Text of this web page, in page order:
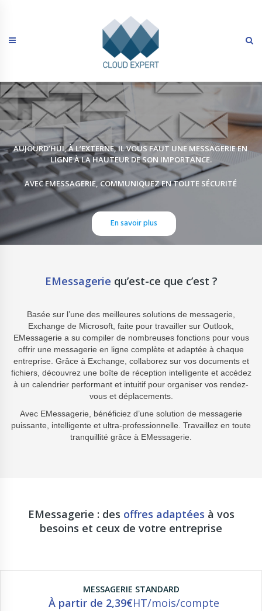
AUJOURD’HUI, À L’EXTERNE, IL VOUS FAUT UNE MESSAGERIE EN
LIGNE À LA HAUTEUR DE SON IMPORTANCE.
AVEC EMESSAGERIE, COMMUNIQUEZ EN TOUTE SÉCURITÉ
En savoir plus
EMessagerie qu’est-ce que c’est ?
Basée sur l’une des meilleures solutions de messagerie,
Exchange de Microsoft, faite pour travailler sur Outlook,
EMessagerie a su compiler de nombreuses fonctions pour vous
offrir une messagerie en ligne complète et adaptée à chaque
entreprise. Grâce à Exchange, collaborez sur vos documents et
fichiers, découvrez une boîte de réception intelligente et accédez
à un calendrier performant et intuitif pour organiser vos rendez-
vous et déplacements.
Avec EMessagerie, bénéficiez d’une solution de messagerie
puissante, intelligente et ultra-professionnelle. Travaillez en toute
tranquillité grâce à EMessagerie.
EMessagerie : des offres adaptées à vos
besoins et ceux de votre entreprise
MESSAGERIE STANDARD
À partir de 2,39€HT/mois/compte